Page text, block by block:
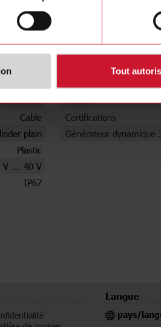
Tout
Cable
plain
Plastic
V ... 40 V
IP67
Téléchargements
Fiche technique
Dessins
Certifications
Générateur dynamique
Langue
pays/